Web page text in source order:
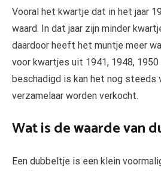
Vooral het kwartje dat in het jaar
waard. In dat jaar zijn minder
daardoor heeft het muntje meer
voor kwartjes uit 1941, 1948,
beschadigd is kan het nog steeds
verzamelaar worden verkocht.
Wat is de waarde van
Een dubbeltje is een klein